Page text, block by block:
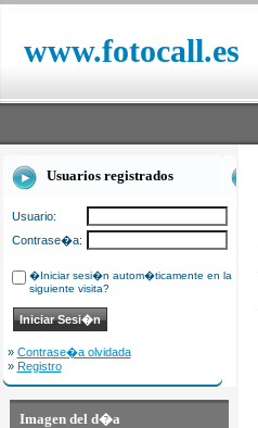
www.fotocall.es
Usuarios registrados
Usuario:
Contrase�a:
�Iniciar sesi�n autom�ticamente en la
siguiente visita?
» Contrase�a olvidada
» Registro
Imagen del d�a